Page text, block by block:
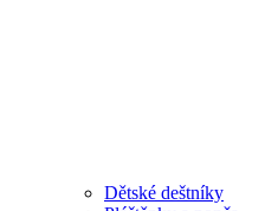
Dětské deštníky